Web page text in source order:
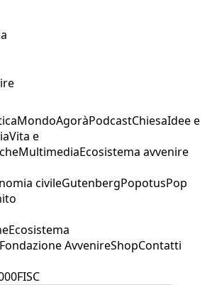
MondoAgoràPodcastChiesaIdee e
Vita e
MultimediaEcosistema avvenire
civileGutenbergPopotusPop
Ecosistema
Fondazione AvvenireShopContatti
FISC